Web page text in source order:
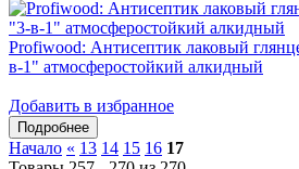
Profiwood: Антисептик лаковый
в-1" атмосферостойкий алкидный
Добавить в избранное
Начало « 13 14 15 16 17